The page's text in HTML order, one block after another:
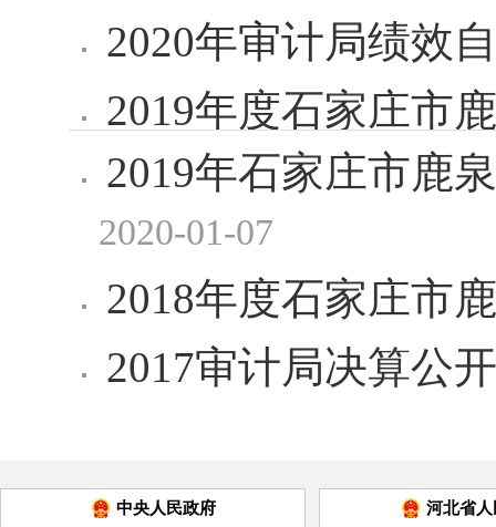
2020年审计局绩效
2019年度石家庄市
2019年石家庄市鹿
2020-01-07
2018年度石家庄市
2017审计局决算公开